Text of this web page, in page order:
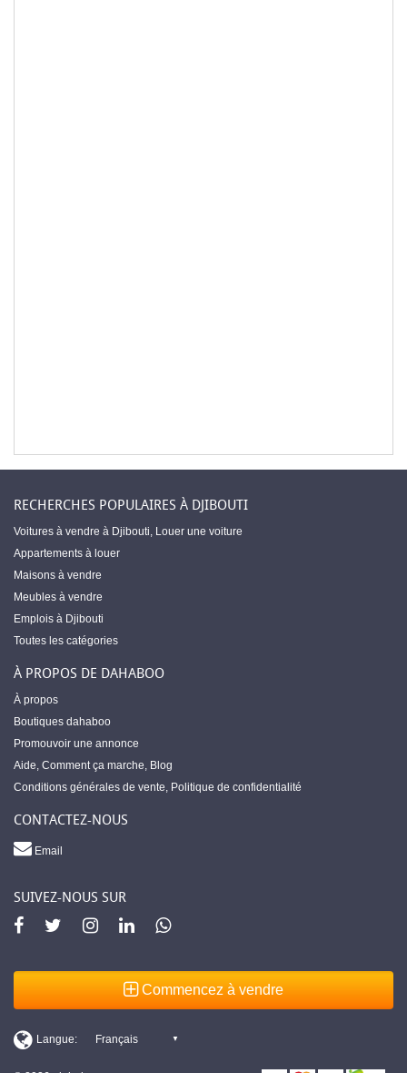
RECHERCHES POPULAIRES À DJIBOUTI
Voitures à vendre à Djibouti, Louer une voiture
Appartements à louer
Maisons à vendre
Meubles à vendre
Emplois à Djibouti
Toutes les catégories
À PROPOS DE DAHABOO
À propos
Boutiques dahaboo
Promouvoir une annonce
Aide, Comment ça marche, Blog
Conditions générales de vente, Politique de confidentialité
CONTACTEZ-NOUS
Email
SUIVEZ-NOUS SUR
Commencez à vendre